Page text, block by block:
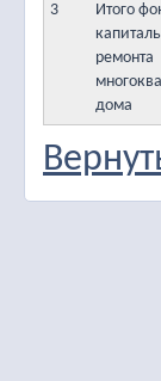
3
Итого
ремонта
дома